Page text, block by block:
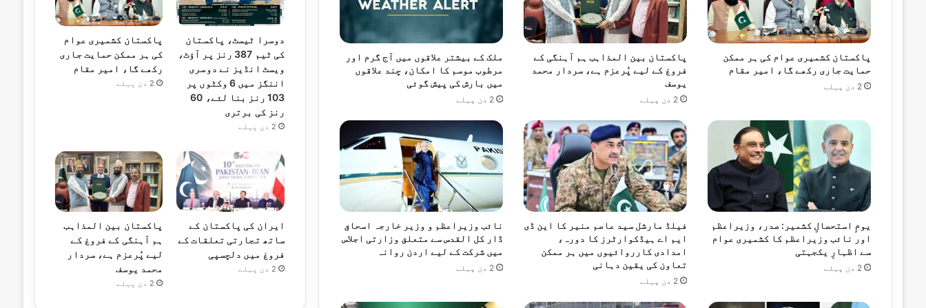
س
ن
ٹ
ک
ر
د
ی
ا
گ
ی
ا
،
و
ز
پاکستان کشمیری عوام کی ہر ممکن
حمایت جاری رکھے گا، امیر مقام
2 دن پہلے
پاکستان بین المذاہب ہم آہنگی کے
فروغ کے لیے پُرعزم ہے، سردار محمد
یوسف
2 دن پہلے
ملک کے بیشتر علاقوں میں آج گرم اور
مرطوب موسم کا امکان، چند علاقوں
میں بارش کی پیش گوئی
2 دن پہلے
یومِ استحصالِ کشمیر: صدر، وزیراعظم
اور نائب وزیراعظم کا کشمیری عوام
سے اظہارِ یکجہتی
2 دن پہلے
فیلڈ مارشل سید عاصم منیر کا این ڈی
ایم اے ہیڈکوارٹرز کا دورہ،
امدادی کارروائیوں میں ہر ممکن
تعاون کی یقین دہانی
2 دن پہلے
نائب وزیراعظم و وزیر خارجہ اسحاق
ڈار کل القدس سے متعلق وزارتی اجلاس
میں شرکت کے لیے اردن روانہ
2 دن پہلے
دوسرا ٹیسٹ، پاکستان
کی ٹیم 387 رنز پر آؤٹ،
ویسٹ انڈیز نے دوسری
اننگز میں 6 وکٹوں پر
103 رنز بنا لئے، 60
رنز کی برتری
2 دن پہلے
پاکستان کشمیری عوام
کی ہر ممکن حمایت جاری
رکھے گا، امیر مقام
2 دن پہلے
ایران کی پاکستان کے
ساتھ تجارتی تعلقات کے
فروغ میں دلچسپی
2 دن پہلے
پاکستان بین المذاہب
ہم آہنگی کے فروغ کے
لیے پُرعزم ہے، سردار
محمد یوسف
2 دن پہلے